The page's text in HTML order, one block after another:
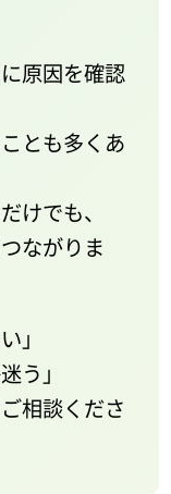
原因を確認
とも多くあ
けでも、
ながりま
」
う」
相談くださ